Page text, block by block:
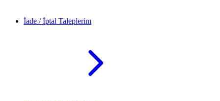
İade / İptal Taleplerim